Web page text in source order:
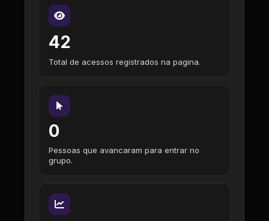
42
Total de acessos registrados na pagina.
0
Pessoas que avancaram para entrar no
grupo.